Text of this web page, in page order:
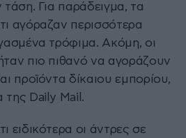
Για παράδειγμα, τα
αγόραζαν περισσότερα
τρόφιμα. Ακόμη, οι
πιο πιθανό να αγοράζουν
προϊόντα δίκαιου εμπορίου,
της Daily Mail.
ειδικότερα οι άντρες σε